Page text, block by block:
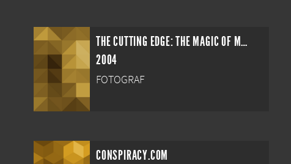
THE CUTTING EDGE: THE MAGIC OF MOVIE EDITING
2004
FOTOGRAF
CONSPIRACY.COM